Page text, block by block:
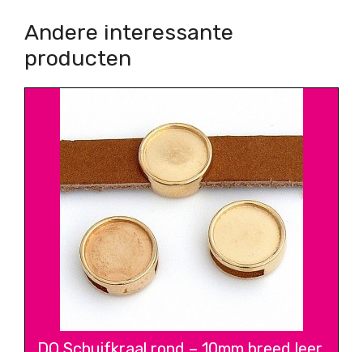
Andere interessante
producten